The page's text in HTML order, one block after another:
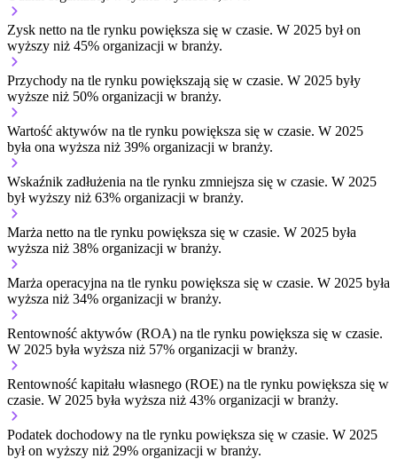
Zysk netto na tle rynku powiększa się w czasie. W 2025 był on
wyższy niż 45% organizacji w branży.
Przychody na tle rynku powiększają się w czasie. W 2025 były
wyższe niż 50% organizacji w branży.
Wartość aktywów na tle rynku powiększa się w czasie. W 2025
była ona wyższa niż 39% organizacji w branży.
Wskaźnik zadłużenia na tle rynku zmniejsza się w czasie. W 2025
był wyższy niż 63% organizacji w branży.
Marża netto na tle rynku powiększa się w czasie. W 2025 była
wyższa niż 38% organizacji w branży.
Marża operacyjna na tle rynku powiększa się w czasie. W 2025 była
wyższa niż 34% organizacji w branży.
Rentowność aktywów (ROA) na tle rynku powiększa się w czasie.
W 2025 była wyższa niż 57% organizacji w branży.
Rentowność kapitału własnego (ROE) na tle rynku powiększa się w
czasie. W 2025 była wyższa niż 43% organizacji w branży.
Podatek dochodowy na tle rynku powiększa się w czasie. W 2025
był on wyższy niż 29% organizacji w branży.